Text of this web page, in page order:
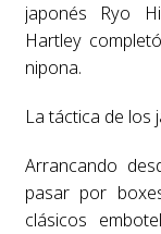
japonés Ryo
Hartley
nipona.
La táctica de los
Arrancando
pasar por
clásicos